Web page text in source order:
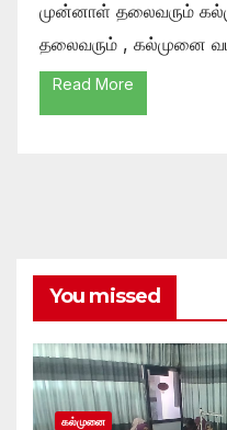
முன்னாள் தலைவரும்
தலைவரும் , கல்முனை
Read More
You missed
கல்முனை